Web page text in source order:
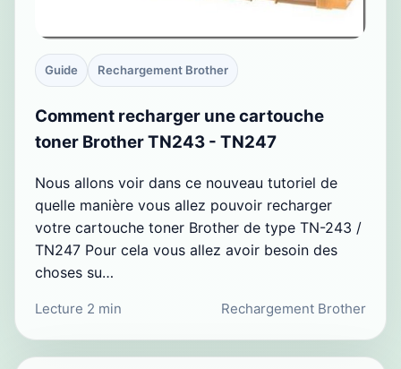
Guide Rechargement Brother
Comment recharger une cartouche
toner Brother TN243 - TN247
Nous allons voir dans ce nouveau tutoriel de
quelle manière vous allez pouvoir recharger
votre cartouche toner Brother de type TN-243 /
TN247 Pour cela vous allez avoir besoin des
choses su…
Lecture 2 min Rechargement Brother